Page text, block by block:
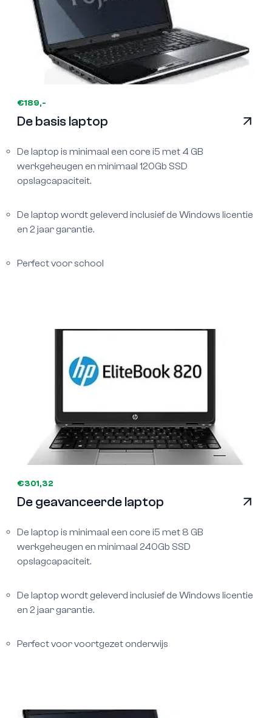
€189,-
De basis laptop
De laptop is minimaal een core i5 met 4 GB
werkgeheugen en minimaal 120Gb SSD
opslagcapaciteit.
De laptop wordt geleverd inclusief de Windows licentie
en 2 jaar garantie.
Perfect voor school
€301,32
De geavanceerde laptop
De laptop is minimaal een core i5 met 8 GB
werkgeheugen en minimaal 240Gb SSD
opslagcapaciteit.
De laptop wordt geleverd inclusief de Windows licentie
en 2 jaar garantie.
Perfect voor voortgezet onderwijs